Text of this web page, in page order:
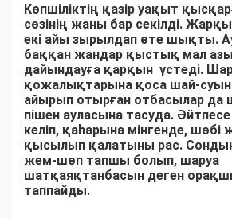
Көпшіліктің қазір уақыт
сөзінің жаны бар секілді.
екі айы зырылдап өте шықты.
баққан жандар қыстық мал
дайындауға қарқын үстеді.
қожалықтарына қоса шай-
айырып отырған отбасылар да
пішен ауласына тасуда. Әйтпесе
келіп, қаһарына мінгенде,
қысылып қалатыны рас.
жем-шөп тапшы болып, шаруа
шатқаяқтанбасын деген
таппайды.